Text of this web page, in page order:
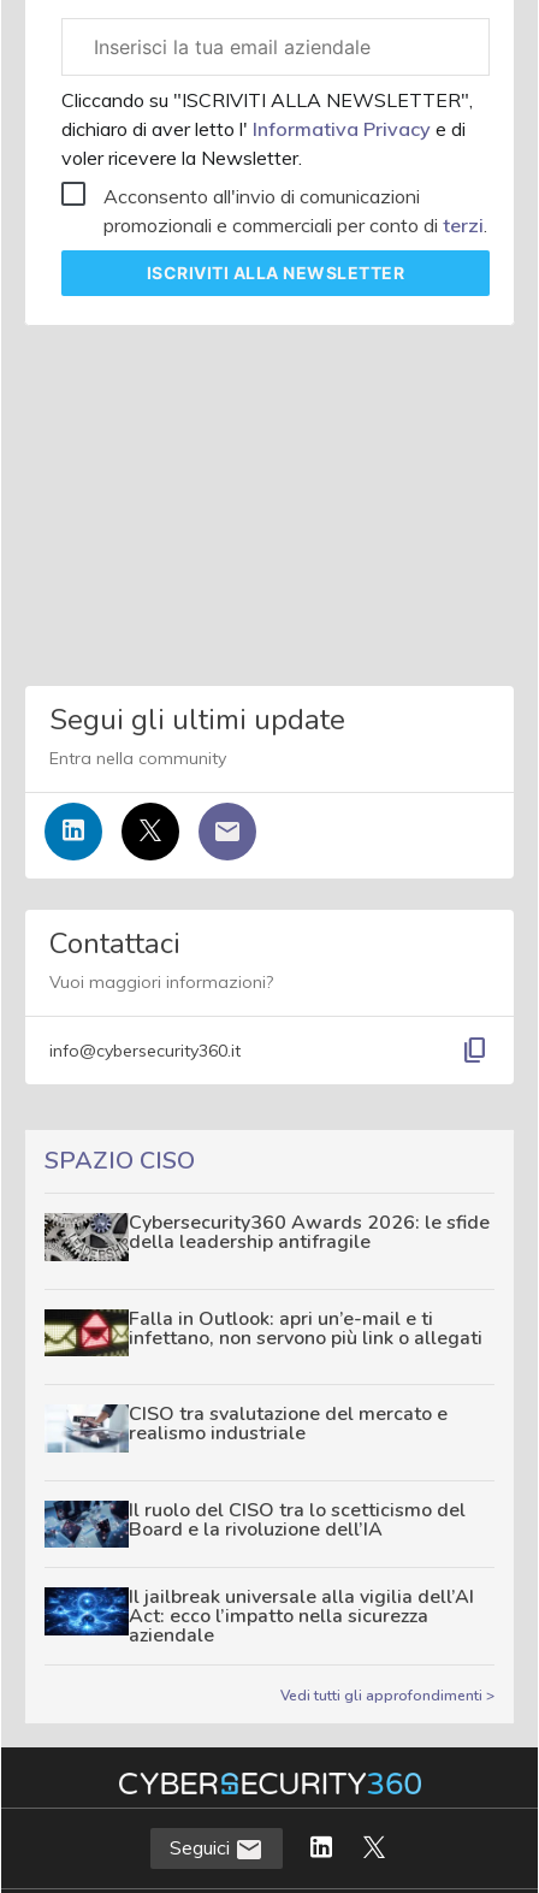
aziendale
Cliccando su "ISCRIVITI ALLA NEWSLETTER",
dichiaro di aver letto l' Informativa Privacy e di
voler ricevere la Newsletter.
Acconsento all'invio di comunicazioni
promozionali e commerciali per conto di terzi.
ISCRIVITI ALLA NEWSLETTER
Segui gli ultimi update
Entra nella community
Contattaci
Vuoi maggiori informazioni?
info@cybersecurity360.it content_copy
SPAZIO CISO
Cybersecurity360 Awards 2026: le sfide
della leadership antifragile
Falla in Outlook: apri un’e-mail e ti
infettano, non servono più link o allegati
CISO tra svalutazione del mercato e
realismo industriale
Il ruolo del CISO tra lo scetticismo del
Board e la rivoluzione dell’IA
Il jailbreak universale alla vigilia dell’AI
Act: ecco l’impatto nella sicurezza
aziendale
Vedi tutti gli approfondimenti >
Seguici